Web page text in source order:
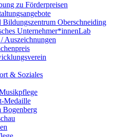
zu Förderpreisen
Bildungszentrum Oberschneiding
Unternehmer*innenLab
Auszeichnungen
& Soziales
Medaille
Bogenberg